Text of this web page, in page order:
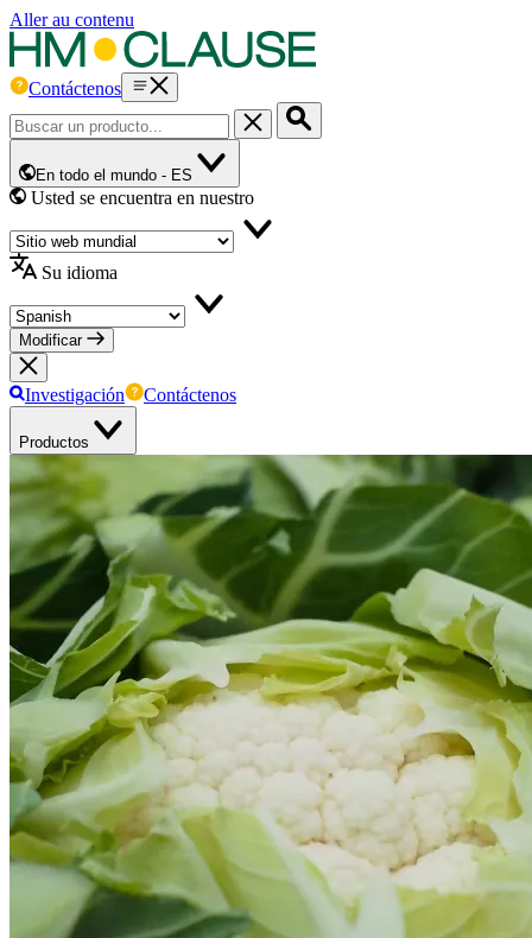
Aller au contenu
Contáctenos
En todo el mundo - ES
Usted se encuentra en nuestro
Su idioma
Modificar
Investigación Contáctenos
Productos